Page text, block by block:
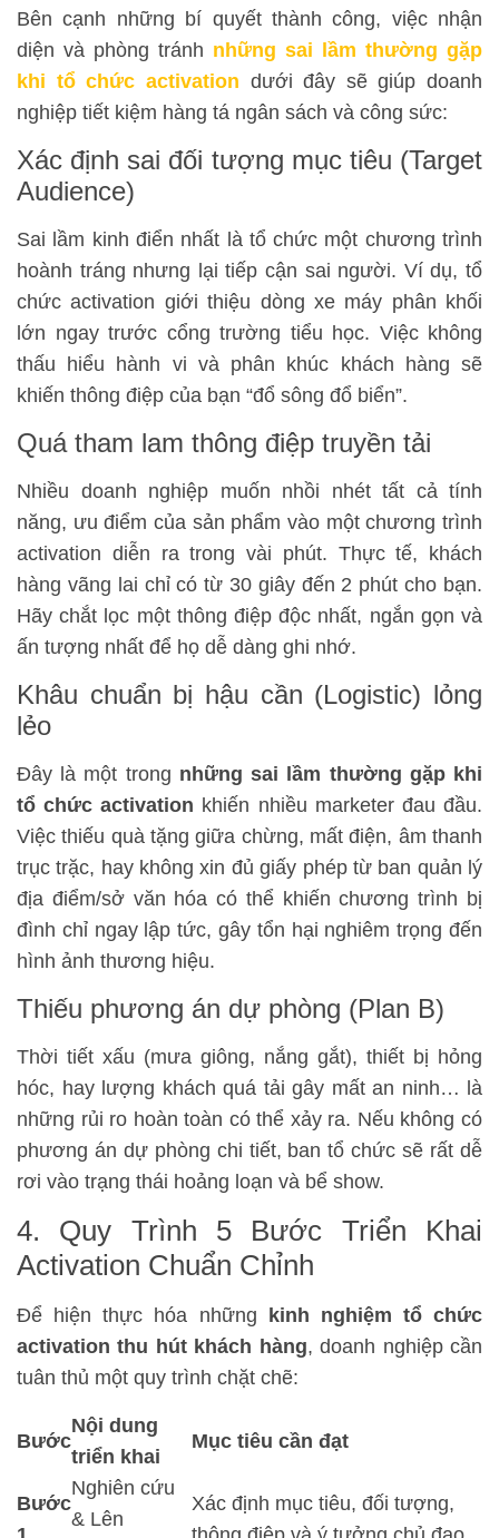
Bên cạnh những bí quyết thành công, việc nhận
diện và phòng tránh những sai lầm thường gặp
khi tổ chức activation dưới đây sẽ giúp doanh
nghiệp tiết kiệm hàng tá ngân sách và công sức:
Xác định sai đối tượng mục tiêu (Target
Audience)
Sai lầm kinh điển nhất là tổ chức một chương trình
hoành tráng nhưng lại tiếp cận sai người. Ví dụ, tổ
chức activation giới thiệu dòng xe máy phân khối
lớn ngay trước cổng trường tiểu học. Việc không
thấu hiểu hành vi và phân khúc khách hàng sẽ
khiến thông điệp của bạn “đổ sông đổ biển”.
Quá tham lam thông điệp truyền tải
Nhiều doanh nghiệp muốn nhồi nhét tất cả tính
năng, ưu điểm của sản phẩm vào một chương trình
activation diễn ra trong vài phút. Thực tế, khách
hàng vãng lai chỉ có từ 30 giây đến 2 phút cho bạn.
Hãy chắt lọc một thông điệp độc nhất, ngắn gọn và
ấn tượng nhất để họ dễ dàng ghi nhớ.
Khâu chuẩn bị hậu cần (Logistic) lỏng
lẻo
Đây là một trong những sai lầm thường gặp khi
tổ chức activation khiến nhiều marketer đau đầu.
Việc thiếu quà tặng giữa chừng, mất điện, âm thanh
trục trặc, hay không xin đủ giấy phép từ ban quản lý
địa điểm/sở văn hóa có thể khiến chương trình bị
đình chỉ ngay lập tức, gây tổn hại nghiêm trọng đến
hình ảnh thương hiệu.
Thiếu phương án dự phòng (Plan B)
Thời tiết xấu (mưa giông, nắng gắt), thiết bị hỏng
hóc, hay lượng khách quá tải gây mất an ninh… là
những rủi ro hoàn toàn có thể xảy ra. Nếu không có
phương án dự phòng chi tiết, ban tổ chức sẽ rất dễ
rơi vào trạng thái hoảng loạn và bể show.
4. Quy Trình 5 Bước Triển Khai
Activation Chuẩn Chỉnh
Để hiện thực hóa những
kinh nghiệm tổ chức
activation thu hút khách hàng, doanh nghiệp cần
tuân thủ một quy trình chặt chẽ:
Bước
Nội dung
triển khai
Mục tiêu cần đạt
Bước
Nghiên cứu
& Lên
Xác định mục tiêu, đối tượng,